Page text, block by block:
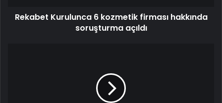
Rekabet Kurulunca 6 kozmetik firması hakkında
soruşturma açıldı